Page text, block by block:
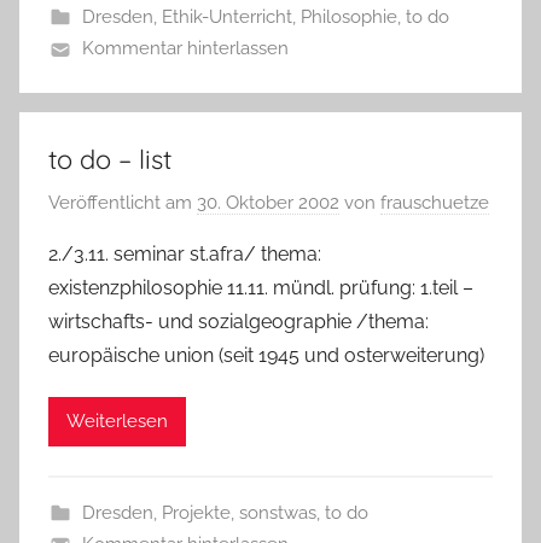
Dresden, Ethik-Unterricht, Philosophie, to do
Kommentar hinterlassen
to do – list
Veröffentlicht am 30. Oktober 2002 von frauschuetze
2./3.11. seminar st.afra/ thema:
existenzphilosophie 11.11. mündl. prüfung: 1.teil –
wirtschafts- und sozialgeographie /thema:
europäische union (seit 1945 und osterweiterung)
Weiterlesen
Dresden, Projekte, sonstwas, to do